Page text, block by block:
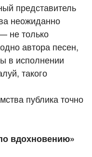
представитель
неожиданно
не только
автора песен,
в исполнении
такого
публика точно
вдохновению»